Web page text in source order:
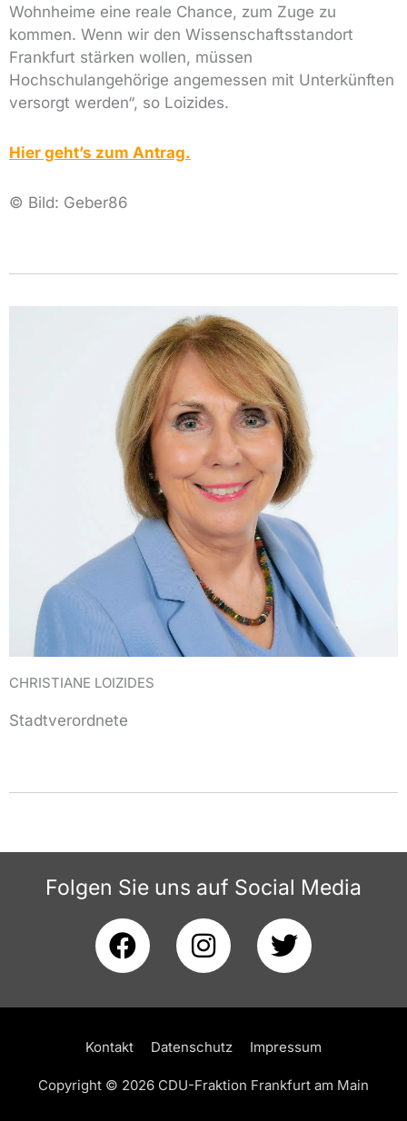
Wohnheime eine reale Chance, zum Zuge zu
kommen. Wenn wir den Wissenschaftsstandort
Frankfurt stärken wollen, müssen
Hochschulangehörige angemessen mit Unterkünften
versorgt werden“, so Loizides.
Hier geht’s zum Antrag.
© Bild: Geber86
CHRISTIANE LOIZIDES
Stadtverordnete
Folgen Sie uns auf Social Media
F
a
c
e
b
o
I
n
s
t
a
r
T
w
i
t
t
r
Kontakt Datenschutz Impressum
Copyright © 2026 CDU-Fraktion Frankfurt am Main